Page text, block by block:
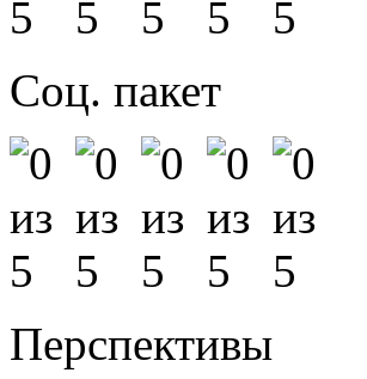
Соц. пакет
Перспективы